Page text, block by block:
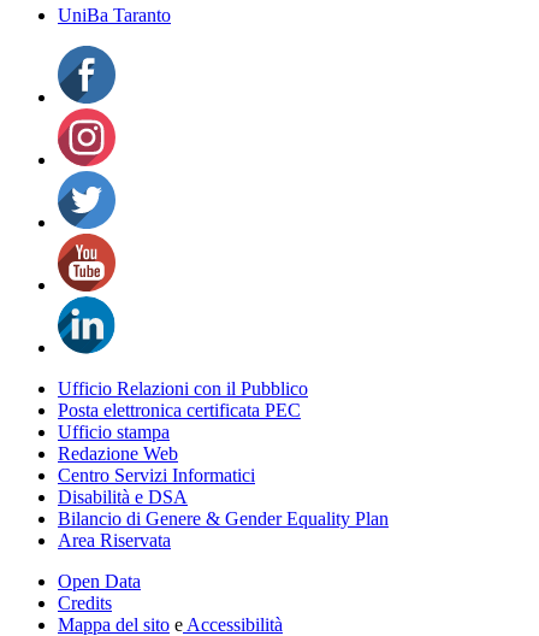
UniBa Taranto
Ufficio Relazioni con il Pubblico
Posta elettronica certificata PEC
Ufficio stampa
Redazione Web
Centro Servizi Informatici
Disabilità e DSA
Bilancio di Genere & Gender Equality Plan
Area Riservata
Open Data
Credits
Mappa del sito eAccessibilità